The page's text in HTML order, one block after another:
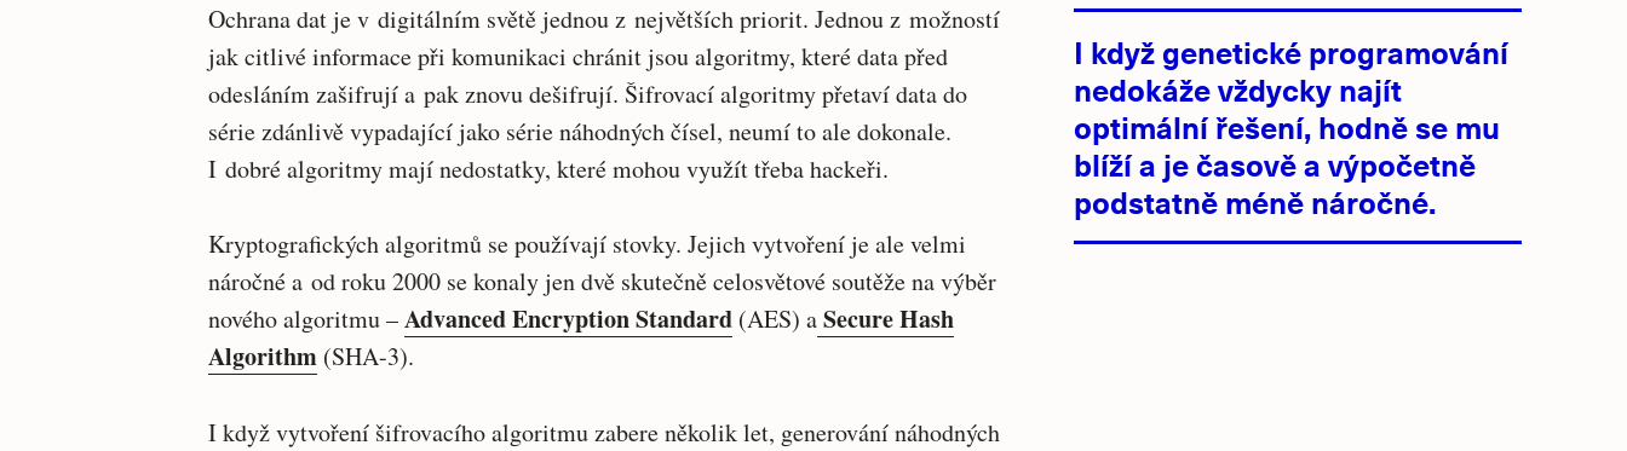
I když genetické programování
nedokáže vždycky najít
optimální řešení, hodně se mu
blíží a je časově a výpočetně
podstatně méně náročné.
Ochrana dat je v digitálním světě jednou z největších priorit. Jednou z možností
jak citlivé informace při komunikaci chránit jsou algoritmy, které data před
odesláním zašifrují a pak znovu dešifrují. Šifrovací algoritmy přetaví data do
série zdánlivě vypadající jako série náhodných čísel, neumí to ale dokonale.
I dobré algoritmy mají nedostatky, které mohou využít třeba hackeři.
Kryptografických algoritmů se používají stovky. Jejich vytvoření je ale velmi
náročné a od roku 2000 se konaly jen dvě skutečně celosvětové soutěže na výběr
nového algoritmu –Advanced Encryption Standard (AES) aSecure Hash
Algorithm (SHA-3).
I když vytvoření šifrovacího algoritmu zabere několik let, generování náhodných